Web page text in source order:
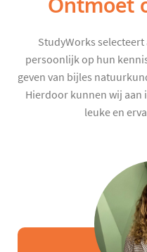
Ontmoet
StudyWorks selecteert
persoonlijk op hun
geven van bijles
Hierdoor kunnen wij aan
leuke en